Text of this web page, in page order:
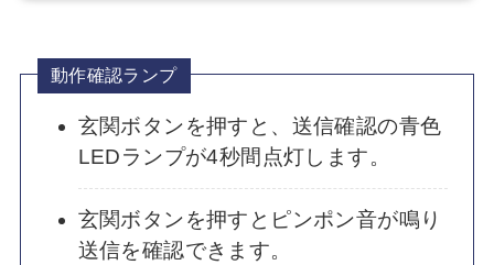
動作確認ランプ
玄関ボタンを押すと、送信確認の青色
LEDランプが4秒間点灯します。
玄関ボタンを押すとピンポン音が鳴り
送信を確認できます。